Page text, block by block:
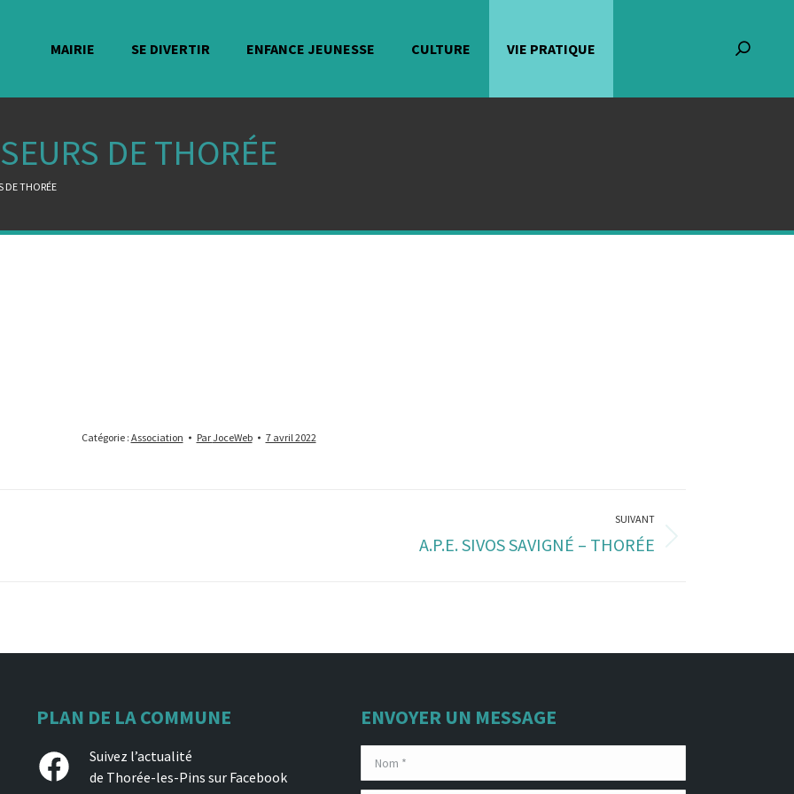
MAIRIE SE DIVERTIR ENFANCE JEUNESSE CULTURE VIE PRATIQUE
DE THORÉE
DE THORÉE
Catégorie : Association ParJoceWeb 7 avril 2022
SUIVANT
A.P.E. SIVOS SAVIGNÉ – THORÉE
PLAN DE LA COMMUNE
Facebook
Suivez l’actualité
de Thorée-les-Pins sur Facebook
ENVOYER UN MESSAGE